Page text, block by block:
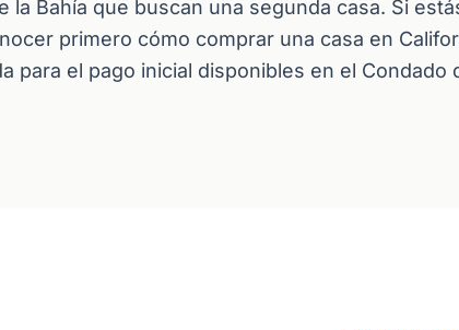
la Bahía que buscan una segunda casa. Si
primero cómo comprar una casa en
para el pago inicial disponibles en el Condado